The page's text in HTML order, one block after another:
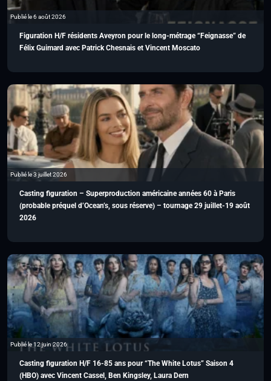
Publié le 6 août 2026
Figuration H/F résidents Aveyron pour le long-métrage “Feignasse” de
Félix Guimard avec Patrick Chesnais et Vincent Moscato
Publié le 3 juillet 2026
Casting figuration – Superproduction américaine années 60 à Paris
(probable préquel d’Ocean’s, sous réserve) – tournage 29 juillet-19 août
2026
Publié le 12 juin 2026
Casting figuration H/F 16-85 ans pour “The White Lotus” Saison 4
(HBO) avec Vincent Cassel, Ben Kingsley, Laura Dern